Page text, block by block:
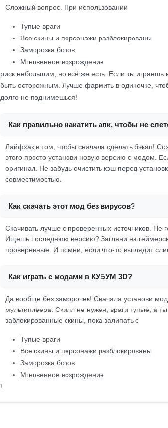
Сложный вопрос. При использовании
Тупые враги
Все скины и персонажи разблокированы
Заморозка ботов
Мгновенное возрождение
риск небольшим, но всё же есть. Если ты играешь
быть осторожным. Лучше фармить в одиночке,
долго не поднимешься!
Как правильно накатить апк, чтобы не
Лайфхак в том, чтобы сначала сделать бэкап!
этого просто установи новую версию с модом.
оригинал. Не забудь очистить кэш перед
совместимостью.
Как скачать этот мод без вирусов?
Скачивать лучше с проверенных источников.
Ищешь последнюю версию? Загляни на
проверенные. И помни, если что-то выглядит
Как играть с модами в КУБУМ 3D?
Да вообще без заморочек! Сначала установи
мультиплеера. Скилл не нужен, враги тупые, а
заблокированные скины, пока залипать с
Тупые враги
Все скины и персонажи разблокированы
Заморозка ботов
Мгновенное возрождение
!